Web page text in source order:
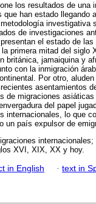
los resultados de una
que han estado llegando
investigativa
de investigaciones
el estado de
primera mitad del siglo
británica, jamaiquina y
con la inmigración
Por otro,
asentamientos
de migraciones
del papel
internacionales, lo que
un país expulsor de
XVI, XIX, XX y hoy.
in English · text in